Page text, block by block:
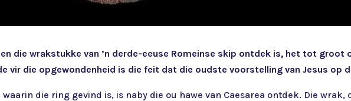
die wrakstukke van ’n derde-eeuse Romeinse skip ontdek is, het tot groot
vir die opgewondenheid is die feit dat die oudste voorstelling van Jesus op
waarin die ring gevind is, is naby die ou hawe van Caesarea ontdek. Die